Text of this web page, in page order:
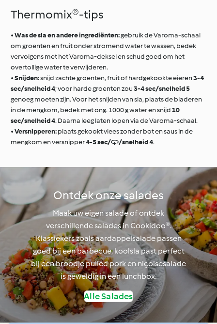
Thermomix®-tips
•Was de sla en andere ingrediënten:gebruik de Varoma-schaal
om groenten en fruit onder stromend water te wassen, bedek
vervolgens met het Varoma-deksel en schud goed om het
overtollige water te verwijderen.
•Snijden:snijd zachte groenten, fruit of hardgekookte eieren3-4
sec/snelheid 4; voor harde groenten zou3-4 sec/snelheid 5
genoeg moeten zijn. Voor het snijden van sla, plaats de bladeren
in de mengkom, bedek met ong. 1000 g water en snijd10
sec/snelheid 4. Daarna leeg laten lopen via de Varoma-schaal.
•Versnipperen:plaats gekookt vlees zonder bot en saus in de
mengkom en versnipper4-5 sec//snelheid 4.
Ontdek onze salades
Maak uw eigen salade of ontdek
verschillende salades in Cookidoo®.
Klassiekers zoals aardappelsalade passen
goed bij een barbecue, koolsla past perfect
bij een broodje pulled pork en niçoisesalade
is geweldig in een lunchbox.
Alle Salades